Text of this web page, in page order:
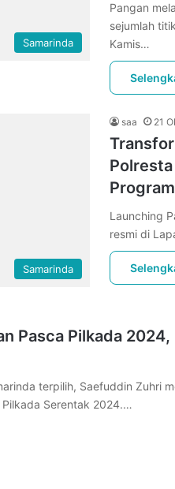
Samarinda
Pangan
sejumlah
Kamis…
Samarinda
saa 21
Launching
resmi di
Pasca Pilkada
terpilih, Saefuddin Zuhri
Serentak 2024.…